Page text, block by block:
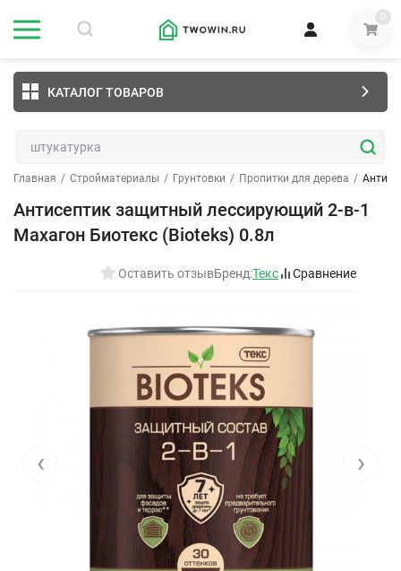
0
КАТАЛОГ ТОВАРОВ
Главная / Стройматериалы / Грунтовки / Пропитки для дерева /
Антисептик защитный лессирующий 2-в-1
Махагон Биотекс (Bioteks) 0.8л
Оставить отзывБренд:Текс Сравнение
‹ ›